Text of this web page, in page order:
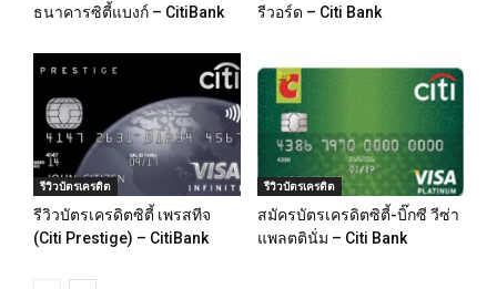
ธนาคารซิตี้แบงก์ – CitiBank
รีวอร์ด – Citi Bank
รีวิวบัตรเครดิต
รีวิวบัตรเครดิตซิตี้ เพรสทีจ
(Citi Prestige) – CitiBank
รีวิวบัตรเครดิต
สมัครบัตรเครดิตซิตี้-บิ๊กซี วีซ่า
แพลตตินั่ม – Citi Bank